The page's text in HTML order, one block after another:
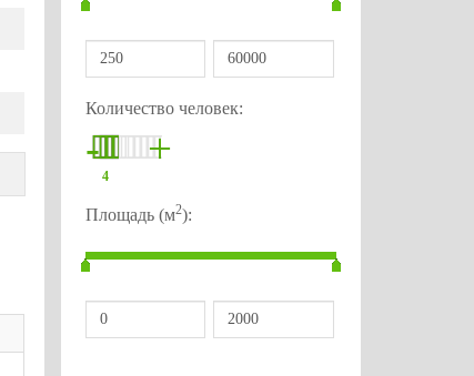
Количество человек:
-
4
+
Площадь (м2):